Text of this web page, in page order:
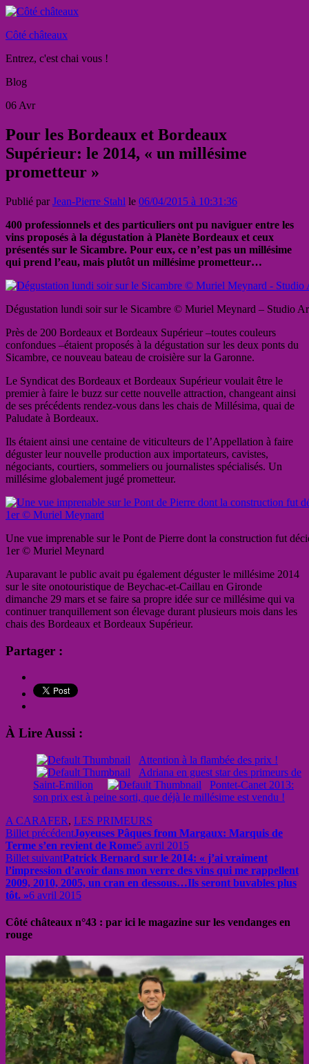
Côté châteaux
Entrez, c'est chai vous !
Blog
06 Avr
Pour les Bordeaux et Bordeaux
Supérieur: le 2014, « un millésime
prometteur »
Publié parJean-Pierre Stahl le 06/04/2015 à 10:31:36
400 professionnels et des particuliers ont pu naviguer entre les
vins proposés à la dégustation à Planète Bordeaux et ceux
présentés sur le Sicambre. Pour eux, ce n’est pas un millésime
qui prend l’eau, mais plutôt un millésime prometteur…
Dégustation lundi soir sur le Sicambre © Muriel Meynard – Studio
Près de 200 Bordeaux et Bordeaux Supérieur –toutes couleurs
confondues –étaient proposés à la dégustation sur les deux ponts du
Sicambre, ce nouveau bateau de croisière sur la Garonne.
Le Syndicat des Bordeaux et Bordeaux Supérieur voulait être le
premier à faire le buzz sur cette nouvelle attraction, changeant ainsi
de ses précédents rendez-vous dans les chais de Millésima, quai de
Paludate à Bordeaux.
Ils étaient ainsi une centaine de viticulteurs de l’Appellation à faire
déguster leur nouvelle production aux importateurs, cavistes,
négociants, courtiers, sommeliers ou journalistes spécialisés. Un
millésime globalement jugé prometteur.
Une vue imprenable sur le Pont de Pierre dont la construction fut
1er © Muriel Meynard
Auparavant le public avait pu également déguster le millésime 2014
sur le site onotouristique de Beychac-et-Caillau en Gironde
dimanche 29 mars et se faire sa propre idée sur ce millésime qui va
continuer tranquillement son élevage durant plusieurs mois dans les
chais des Bordeaux et Bordeaux Supérieur.
Partager :
À Lire Aussi :
Attention à la flambée des prix !
Adriana en guest star des primeurs de
Saint-Emilion
Pontet-Canet 2013:
son prix est à peine sorti, que déjà le millésime est vendu !
A CARAFER, LES PRIMEURS
Billet précédentJoyeuses Pâques from Margaux: Marquis de
Terme s’en revient de Rome5 avril 2015
Billet suivantPatrick Bernard sur le 2014: « j’ai vraiment
l’impression d’avoir dans mon verre des vins qui me rappellent
2009, 2010, 2005, un cran en dessous…Ils seront buvables plus
tôt. »6 avril 2015
Côté châteaux n°43 : par ici le magazine sur les vendanges en
rouge